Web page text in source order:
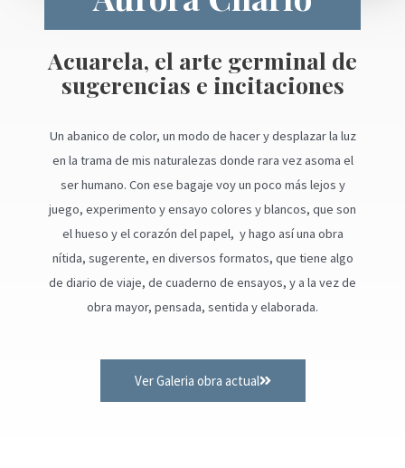
Acuarela, el arte germinal de
sugerencias e incitaciones
Un abanico de color, un modo de hacer y desplazar la luz
en la trama de mis naturalezas donde rara vez asoma el
ser humano. Con ese bagaje voy un poco más lejos y
juego, experimento y ensayo colores y blancos, que son
el hueso y el corazón del papel, y hago así una obra
nítida, sugerente, en diversos formatos, que tiene algo
de diario de viaje, de cuaderno de ensayos, y a la vez de
obra mayor, pensada, sentida y elaborada.
Ver Galeria obra actual